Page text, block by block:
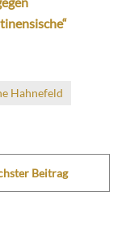
Hahnefeld
Beitrag